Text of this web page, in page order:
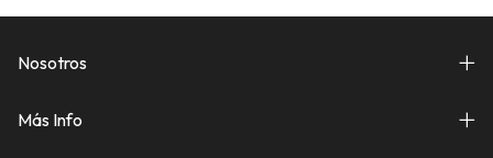
Nosotros
Más Info